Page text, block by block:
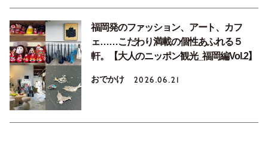
福岡発のファッション、アート、カフ
ェ……こだわり満載の個性あふれる５
軒。【大人のニッポン観光_福岡編Vol.2】
おでかけ 2026.06.21